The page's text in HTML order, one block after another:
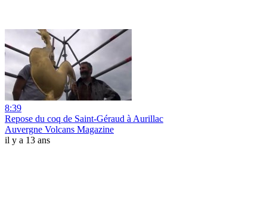
8:39
Repose du coq de Saint-Géraud à Aurillac
Auvergne Volcans Magazine
il y a 13 ans